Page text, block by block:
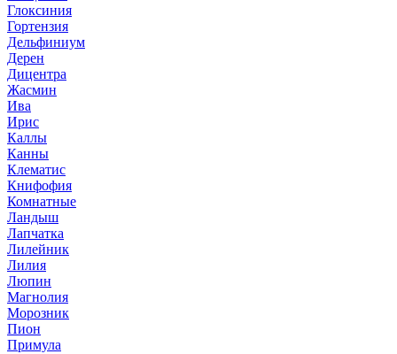
Глоксиния
Гортензия
Дельфиниум
Дерен
Дицентра
Жасмин
Ива
Ирис
Каллы
Канны
Клематис
Книфофия
Комнатные
Ландыш
Лапчатка
Лилейник
Лилия
Люпин
Магнолия
Морозник
Пион
Примула